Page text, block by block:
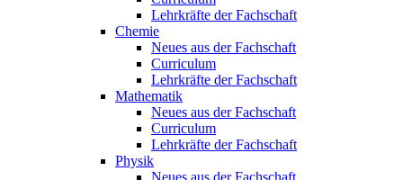
Lehrkräfte der Fachschaft
Chemie
Neues aus der Fachschaft
Curriculum
Lehrkräfte der Fachschaft
Mathematik
Neues aus der Fachschaft
Curriculum
Lehrkräfte der Fachschaft
Physik